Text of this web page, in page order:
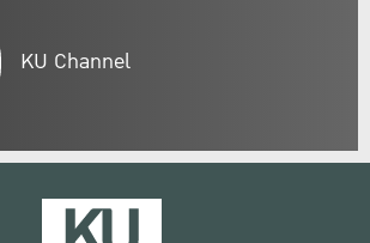
KU Channel